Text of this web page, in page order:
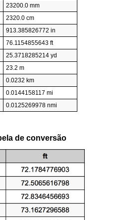
23200.0 mm
2320.0 cm
913.385826772 in
76.1154855643 ft
25.3718285214 yd
23.2 m
0.0232 km
0.0144158117 mi
0.0125269978 nmi
de conversão